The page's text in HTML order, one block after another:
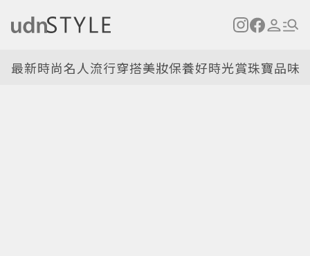
最新時尚名人流行穿搭美妝保養好時光賞珠寶品味